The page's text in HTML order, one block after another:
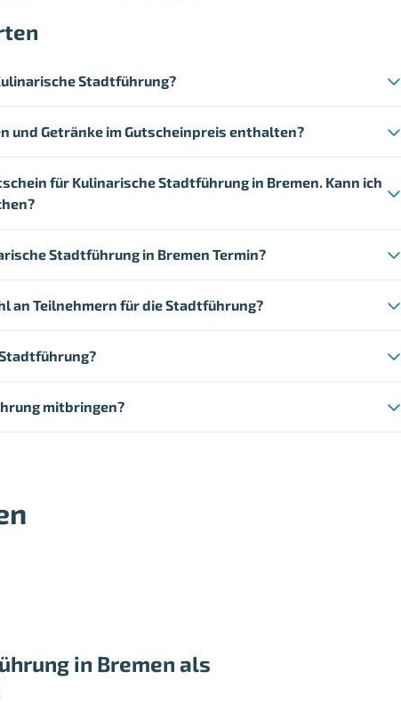
Stadtführung?
und Getränke im Gutscheinpreis enthalten?
für Kulinarische Stadtführung in Bremen. Kann ich
Stadtführung in Bremen Termin?
an Teilnehmern für die Stadtführung?
mitbringen?
in Bremen als